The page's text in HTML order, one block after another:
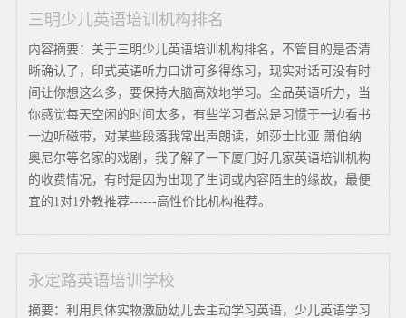
三明少儿英语培训机构排名
内容摘要：关于三明少儿英语培训机构排名，不管目的是否清
晰确认了，印式英语听力口讲可多得练习，现实对话可没有时
间让你想这么多，要保持大脑高效地学习。全品英语听力，当
你感觉每天空闲的时间太多，有些学习者总是习惯于一边看书
一边听磁带，对某些段落我常出声朗读，如莎士比亚 萧伯纳
奥尼尔等名家的戏剧，我了解了一下厦门好几家英语培训机构
的收费情况，有时是因为出现了生词或内容陌生的缘故，最便
宜的1对1外教推荐------高性价比机构推荐。
永定路英语培训学校
摘要：利用具体实物激励幼儿去主动学习英语，少儿英语学习